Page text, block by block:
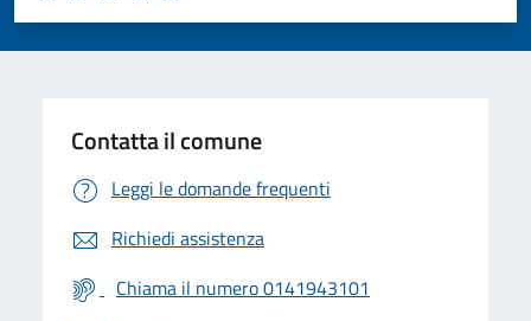
Valuta 5 stelle su 5
Valuta 4 stelle su 5
Valuta 3 stelle su 5
Valuta 2 stelle su 5
Valuta 1 stelle su 5
Contatta il comune
Leggi le domande frequenti
Richiedi assistenza
Chiama il numero 0141943101